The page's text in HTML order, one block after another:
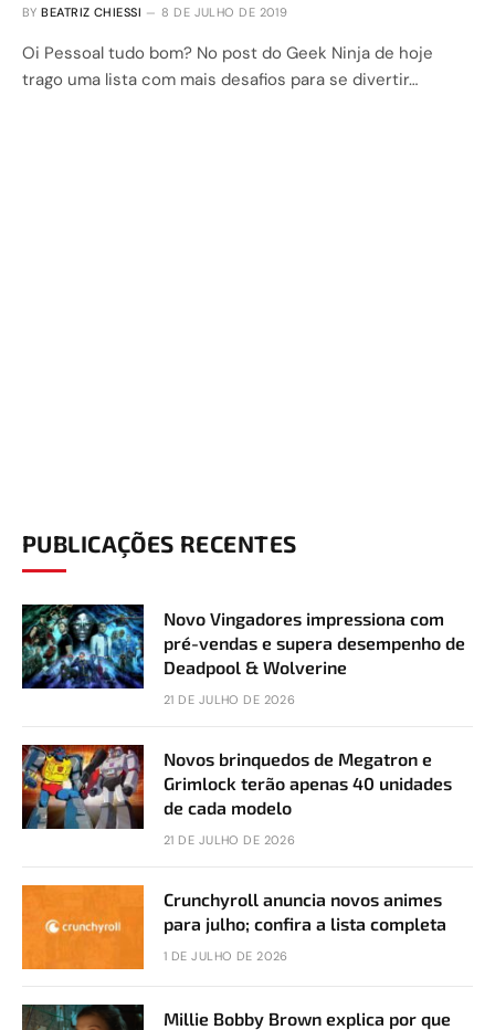
BY BEATRIZ CHIESSI 8 DE JULHO DE 2019
Oi Pessoal tudo bom? No post do Geek Ninja de hoje
trago uma lista com mais desafios para se divertir…
PUBLICAÇÕES RECENTES
Novo Vingadores impressiona com
pré-vendas e supera desempenho de
Deadpool & Wolverine
21 DE JULHO DE 2026
Novos brinquedos de Megatron e
Grimlock terão apenas 40 unidades
de cada modelo
21 DE JULHO DE 2026
Crunchyroll anuncia novos animes
para julho; confira a lista completa
1 DE JULHO DE 2026
Millie Bobby Brown explica por que